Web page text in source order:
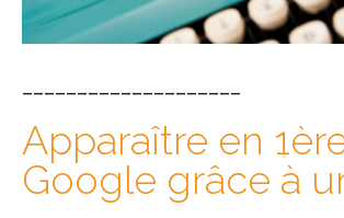
Apparaître en
Google grâce à